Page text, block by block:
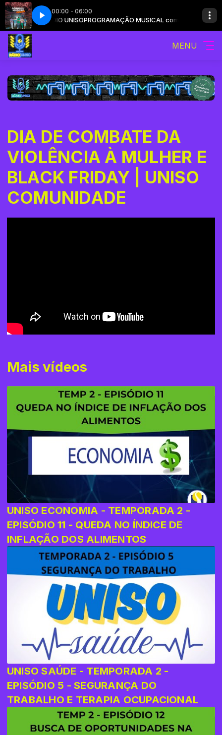
00:00 - 06:00
com RÁDIO UNISOPROGRAMAÇÃO MUSICAL com RÁDIO UNISO
Papai Tá Bom Aham (Ao Vivo)Sorriso Maroto - Assim Você Mata o
MENU
DIA DE COMBATE DA
VIOLÊNCIA À MULHER E
BLACK FRIDAY | UNISO
COMUNIDADE
Mais vídeos
UNISO ECONOMIA - TEMPORADA 2 -
EPISÓDIO 11 - QUEDA NO ÍNDICE DE
INFLAÇÃO DOS ALIMENTOS
UNISO SAÚDE - TEMPORADA 2 -
EPISÓDIO 5 - SEGURANÇA DO
TRABALHO E TERAPIA OCUPACIONAL